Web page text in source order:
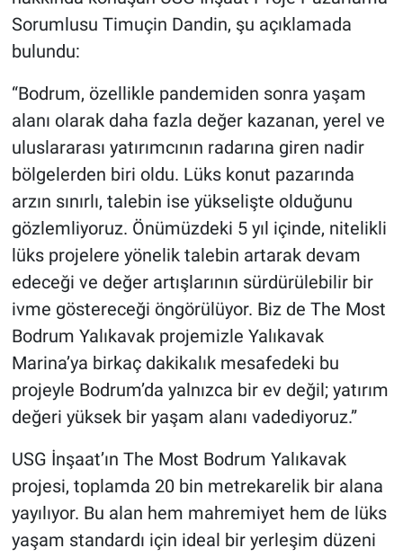
Sorumlusu Timuçin Dandin, şu açıklamada
bulundu:
“Bodrum, özellikle pandemiden sonra yaşam
alanı olarak daha fazla değer kazanan, yerel ve
uluslararası yatırımcının radarına giren nadir
bölgelerden biri oldu. Lüks konut pazarında
arzın sınırlı, talebin ise yükselişte olduğunu
gözlemliyoruz. Önümüzdeki 5 yıl içinde, nitelikli
lüks projelere yönelik talebin artarak devam
edeceği ve değer artışlarının sürdürülebilir bir
ivme göstereceği öngörülüyor. Biz de The Most
Bodrum Yalıkavak projemizle Yalıkavak
Marina’ya birkaç dakikalık mesafedeki bu
projeyle Bodrum’da yalnızca bir ev değil; yatırım
değeri yüksek bir yaşam alanı vadediyoruz.”
USG İnşaat’ın The Most Bodrum Yalıkavak
projesi, toplamda 20 bin metrekarelik bir alana
yayılıyor. Bu alan hem mahremiyet hem de lüks
yaşam standardı için ideal bir yerleşim düzeni